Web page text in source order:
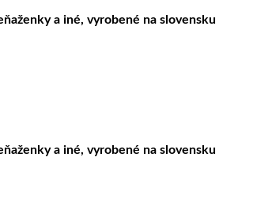
a iné, vyrobené na slovensku
a iné, vyrobené na slovensku